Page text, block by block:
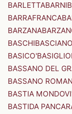
BARLETTABARNI
BARRAFRANCA
BARZANA
BASCHIBASCIANO
BASICO'BASIGLIO
BASSANO DEL
BASSANO
BASTIA
BASTIDA